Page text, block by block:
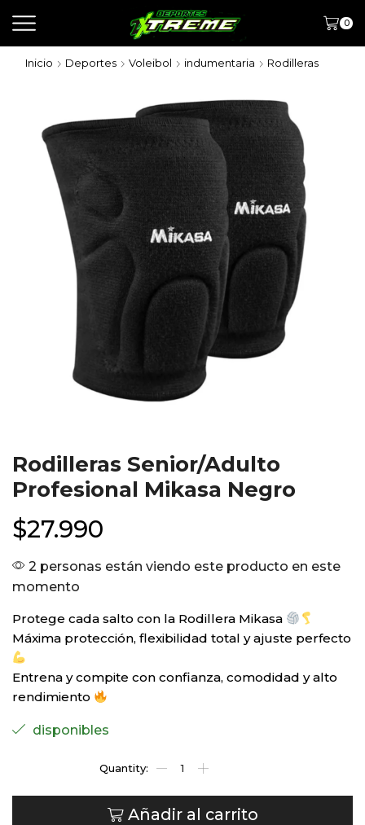
0
Inicio Deportes Voleibol indumentaria Rodilleras
Rodilleras Senior/Adulto
Profesional Mikasa Negro
$27.990
2 personas están viendo este producto en este
momento
Protege cada salto con la Rodillera Mikasa
Máxima protección, flexibilidad total y ajuste perfecto
Entrena y compite con confianza, comodidad y alto
rendimiento
disponibles
Añadir al carrito